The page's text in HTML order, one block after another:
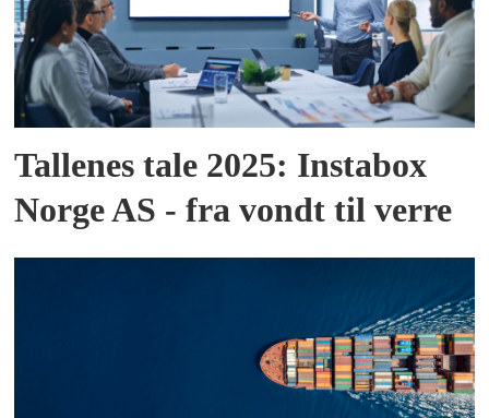
Tallenes tale 2025: Instabox
Norge AS - fra vondt til verre